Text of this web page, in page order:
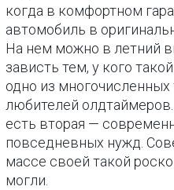
когда в комфортном
автомобиль в
На нем можно в летний
зависть тем, у кого
одно из
любителей
есть вторая —
повседневных нужд.
массе своей такой
могли.